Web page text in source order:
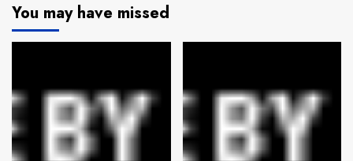
You may have missed